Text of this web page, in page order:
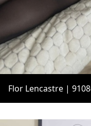
Flor Lencastre |